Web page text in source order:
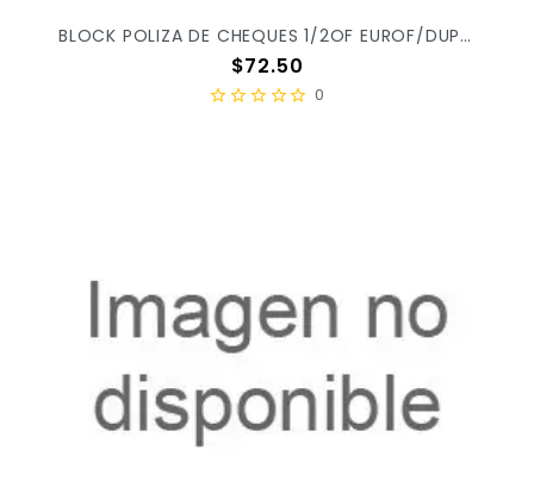
BLOCK POLIZA DE CHEQUES 1/2OF EUROF/DUPLI C/3PZ ER0114 X/20
Precio
$72.50
0